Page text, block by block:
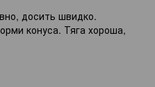
досить швидко.
конуса. Тяга хороша,